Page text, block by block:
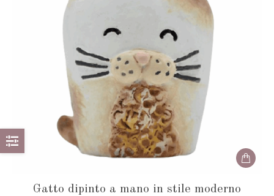
Gatto dipinto a mano in stile moderno